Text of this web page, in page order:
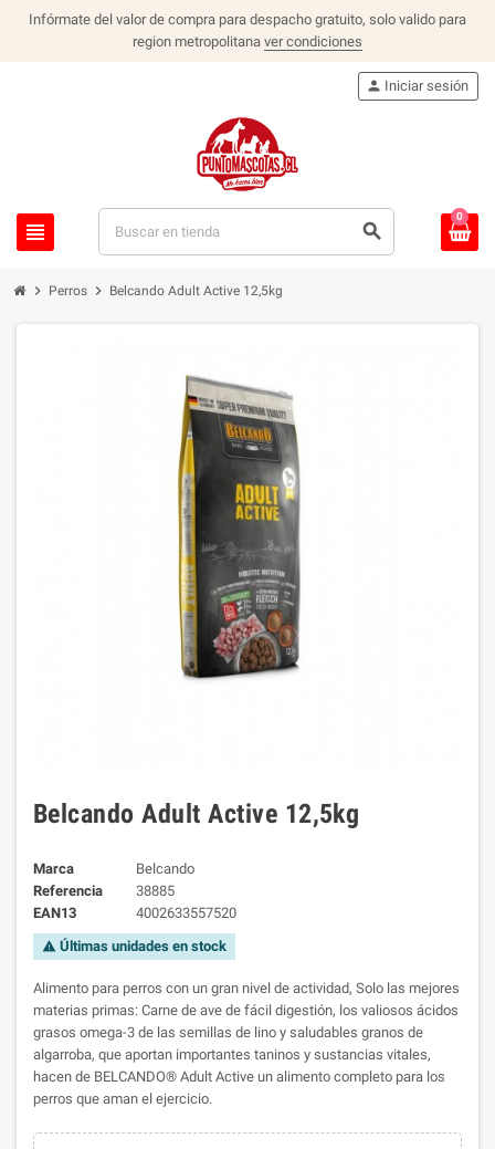
Infórmate del valor de compra para despacho gratuito, solo valido para
region metropolitana ver condiciones
view_headline search
person Iniciar sesión
0
chevron_right Perros chevron_right Belcando Adult Active 12,5kg
Belcando Adult Active 12,5kg
Marca
Belcando
Referencia
38885
EAN13
4002633557520
warning Últimas unidades en stock
Alimento para perros con un gran nivel de actividad, Solo las mejores
materias primas: Carne de ave de fácil digestión, los valiosos ácidos
grasos omega-3 de las semillas de lino y saludables granos de
algarroba, que aportan importantes taninos y sustancias vitales,
hacen de BELCANDO® Adult Active un alimento completo para los
perros que aman el ejercicio.